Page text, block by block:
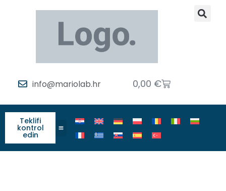
info@mariolab.hr 0,00 €
Teklifi
kontrol
edin